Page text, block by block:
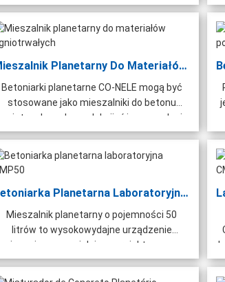
Mieszalnik Planetarny Do Materiałów Ogniotrwałych
Betoniarki planetarne CO-NELE mogą być
stosowane jako mieszalniki do betonu
ogniotrwałego do produkcji różnego rodzaju
mieszanek.
Betoniarka Planetarna Laboratoryjna CMP50
Mieszalnik planetarny o pojemności 50
litrów to wysokowydajne urządzenie
mieszające, specjalnie zaprojektowane...